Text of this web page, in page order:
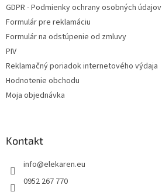
GDPR - Podmienky ochrany osobných údajov
Formulár pre reklamáciu
Formulár na odstúpenie od zmluvy
PIV
Reklamačný poriadok internetového výdaja
Hodnotenie obchodu
Moja objednávka
Kontakt
info@elekaren.eu
0952 267 770